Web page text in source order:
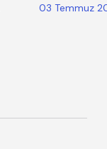
03 Temmuz